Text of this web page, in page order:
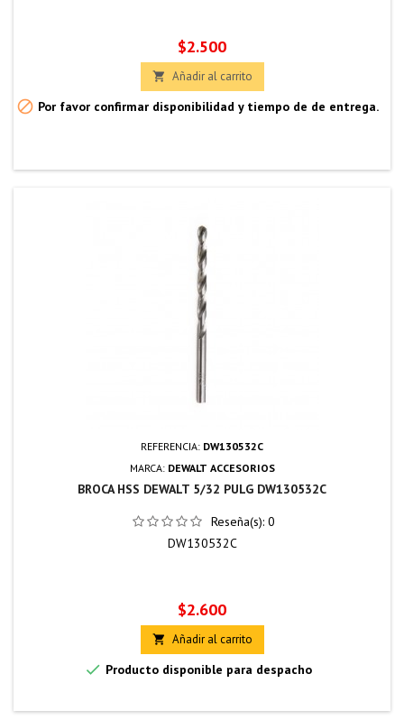
Precio
$2.500
 Añadir al carrito
 Por favor confirmar disponibilidad y tiempo de de entrega.
REFERENCIA: DW130532C
MARCA: DEWALT ACCESORIOS
BROCA HSS DEWALT 5/32 PULG DW130532C
Reseña(s): 0
DW130532C
Precio
$2.600
 Añadir al carrito
 Producto disponible para despacho